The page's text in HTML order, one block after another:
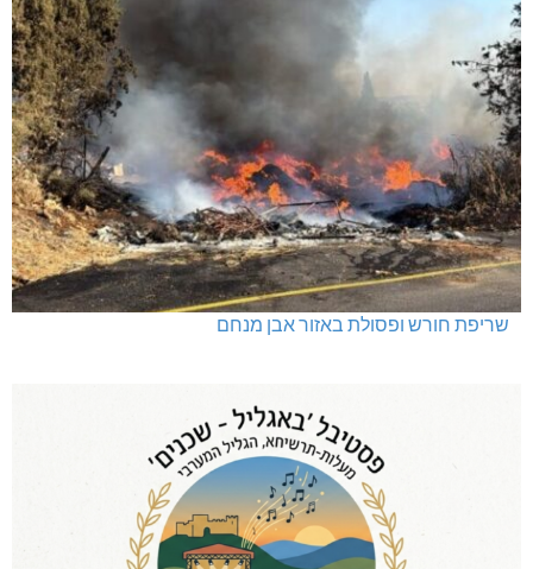
שריפת חורש ופסולת באזור אבן מנחם